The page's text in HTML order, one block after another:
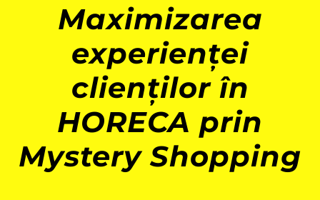
Maximizarea
experienței
clienților în
HORECA prin
Mystery Shopping